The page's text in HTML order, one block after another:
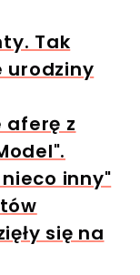
Tak
urodziny
aferę z
inny"
się na